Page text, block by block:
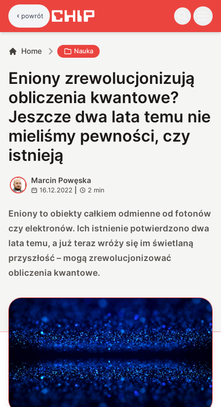
powrót
Home Nauka
Eniony zrewolucjonizują
obliczenia kwantowe?
Jeszcze dwa lata temu nie
mieliśmy pewności, czy
istnieją
M
Marcin Powęska
16.12.2022 2 min
Eniony to obiekty całkiem odmienne od fotonów
czy elektronów. Ich istnienie potwierdzono dwa
lata temu, a już teraz wróży się im świetlaną
przyszłość – mogą zrewolucjonizować
obliczenia kwantowe.